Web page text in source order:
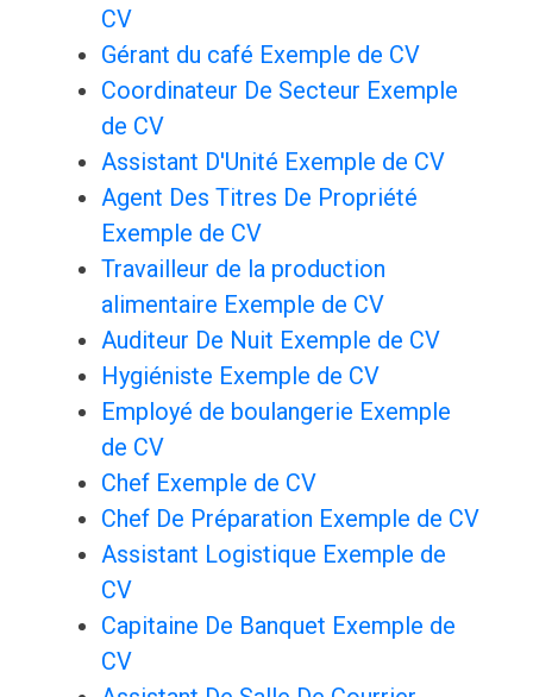
CV
Gérant du café Exemple de CV
Coordinateur De Secteur Exemple
de CV
Assistant D'Unité Exemple de CV
Agent Des Titres De Propriété
Exemple de CV
Travailleur de la production
alimentaire Exemple de CV
Auditeur De Nuit Exemple de CV
Hygiéniste Exemple de CV
Employé de boulangerie Exemple
de CV
Chef Exemple de CV
Chef De Préparation Exemple de CV
Assistant Logistique Exemple de
CV
Capitaine De Banquet Exemple de
CV